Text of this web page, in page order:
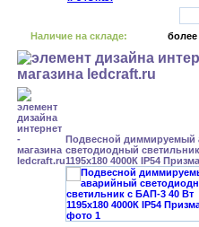
Наличие на складе: более
Подвесной диммируемый
светодиодный
1195x180 4000К IP54 Призма